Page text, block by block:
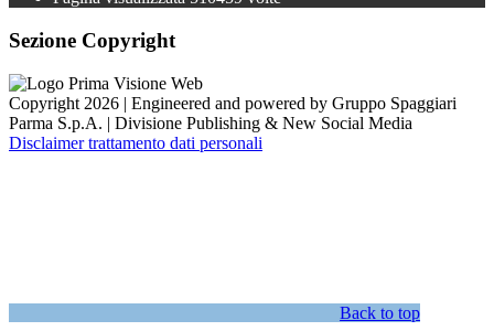
Sezione Copyright
Copyright 2026 | Engineered and powered by Gruppo Spaggiari
Parma S.p.A. | Divisione Publishing & New Social Media
Disclaimer trattamento dati personali
Back to top